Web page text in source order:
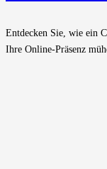
Entdecken Sie, wie ein
Ihre Online-Präsenz